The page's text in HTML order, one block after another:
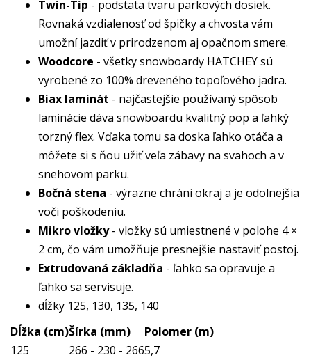
Twin-Tip - podstata tvaru parkových dosiek.
Rovnaká vzdialenosť od špičky a chvosta vám
umožní jazdiť v prirodzenom aj opačnom smere.
Woodcore - všetky snowboardy HATCHEY sú
vyrobené zo 100% dreveného topoľového jadra.
Biax laminát - najčastejšie používaný spôsob
laminácie dáva snowboardu kvalitný pop a ľahký
torzný flex. Vďaka tomu sa doska ľahko otáča a
môžete si s ňou užiť veľa zábavy na svahoch a v
snehovom parku.
Bočná stena - výrazne chráni okraj a je odolnejšia
voči poškodeniu.
Mikro vložky- vložky sú umiestnené v polohe 4 ×
2 cm, čo vám umožňuje presnejšie nastaviť postoj.
Extrudovaná základňa - ľahko sa opravuje a
ľahko sa servisuje.
dĺžky 125, 130, 135, 140
Dĺžka (cm)Šírka (mm)
Polomer (m)
125
266 - 230 - 2665,7